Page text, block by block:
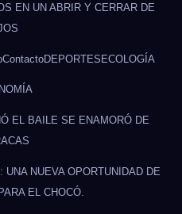
EN UN ABRIR Y CERRAR DE
ContactoDEPORTESECOLOGÍA
EL BAILE SE ENAMORÓ DE
NUEVA OPORTUNIDAD DE
EL CHOCÓ.